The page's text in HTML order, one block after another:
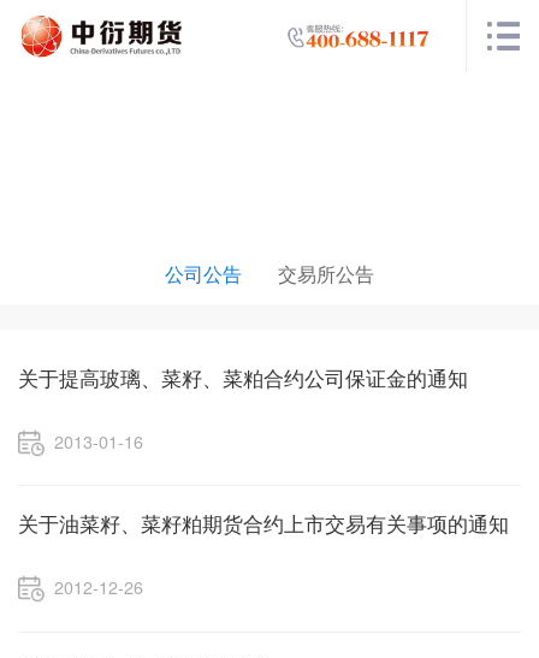
公司公告 交易所公告
关于提高玻璃、菜籽、菜粕合约公司保证金的通知
2013-01-16
关于油菜籽、菜籽粕期货合约上市交易有关事项的通知
2012-12-26